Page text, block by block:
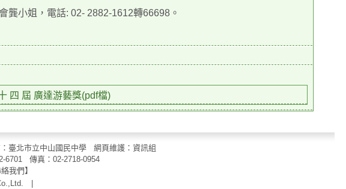
龔小姐，電話: 02- 2882-1612轉66698。
四 屆 廣達游藝獎(pdf檔)
臺北市立中山國民中學 網頁維護：資訊組
6701 傳真： 02-2718-0954
我們 】